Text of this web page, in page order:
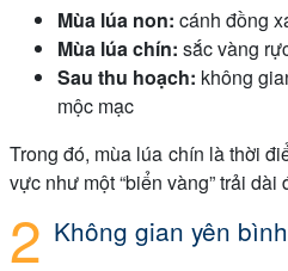
Mùa lúa non: cánh đồng
Mùa lúa chín: sắc vàng
Sau thu hoạch: không
mộc mạc
Trong đó, mùa lúa chín là thời
vực như một “biển vàng” trải dài
Không gian yên